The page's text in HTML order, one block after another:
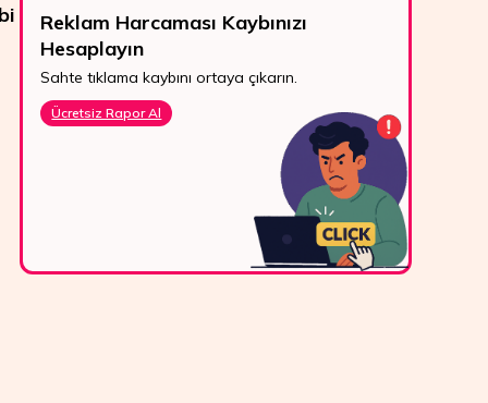
Reklam Harcaması Kaybınızı
Hesaplayın
Sahte tıklama kaybını ortaya çıkarın.
Ücretsiz Rapor Al
7/24 Destek
destek ve e-posta